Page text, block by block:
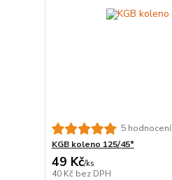
5 hodnocení
KGB koleno 125/45°
49 Kč/ks
40 Kč bez DPH